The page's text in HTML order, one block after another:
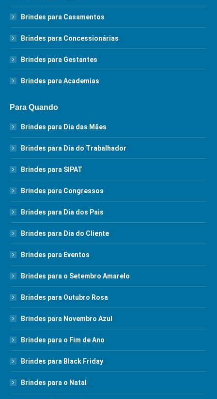
Brindes para Casamentos
Brindes para Concessionárias
Brindes para Gestantes
Brindes para Academias
Para Quando
Brindes para Dia das Mães
Brindes para Dia do Trabalhador
Brindes para SIPAT
Brindes para Congressos
Brindes para Dia dos Pais
Brindes para Dia do Cliente
Brindes para Eventos
Brindes para o Setembro Amarelo
Brindes para Outubro Rosa
Brindes para Novembro Azul
Brindes para o Fim de Ano
Brindes para Black Friday
Brindes para o Natal